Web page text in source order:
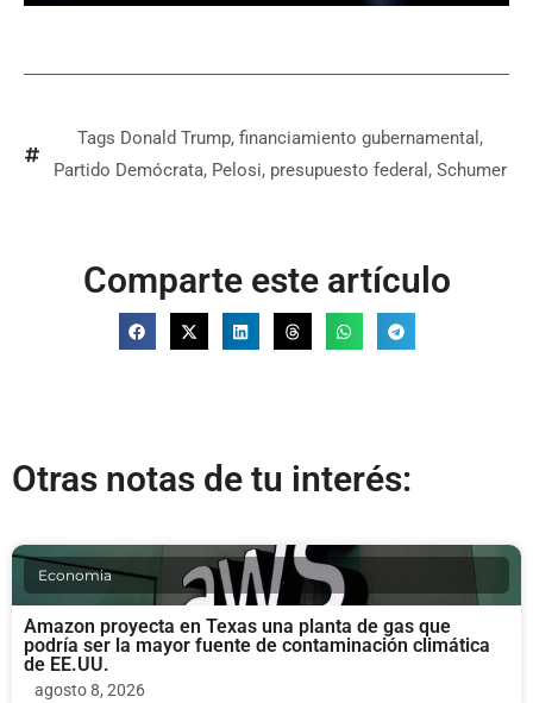
Tags Donald Trump, financiamiento gubernamental ,
Partido Demócrata, Pelosi, presupuesto federal , Schumer
Comparte este artículo
Otras notas de tu interés:
Economia
Amazon proyecta en Texas una planta de gas que
podría ser la mayor fuente de contaminación climática
de EE.UU.
agosto 8, 2026